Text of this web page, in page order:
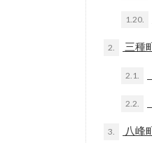
1.20.
2. 三種
2.1.
2.2.
3. 八峰